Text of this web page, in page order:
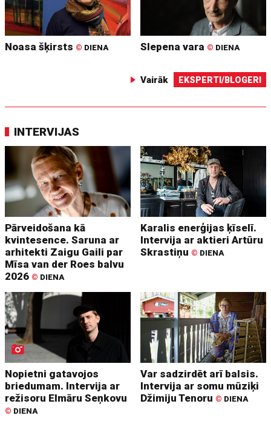
Noasa šķirsts © DIENA Slepena vara © DIENA
Vairāk EKSPERTI/BLOGERI
INTERVIJAS
Pārveidošana kā
kvintesence. Saruna ar
arhitekti Zaigu Gaili par
Mīsa van der Roes balvu
2026 © DIENA
Karalis enerģijas ķīselī.
Intervija ar aktieri Artūru
Skrastiņu © DIENA
Nopietni gatavojos
briedumam. Intervija ar
režisoru Elmāru Seņkovu
© DIENA
Var sadzirdēt arī balsis.
Intervija ar somu mūziķi
Džimiju Tenoru © DIENA